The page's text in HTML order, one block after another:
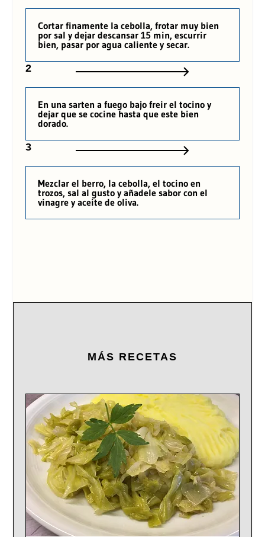
Cortar finamente la cebolla, frotar muy bien
por sal y dejar descansar 15 min, escurrir
bien, pasar por agua caliente y secar.
2
En una sarten a fuego bajo freir el tocino y
dejar que se cocine hasta que este bien
dorado.
3
Mezclar el berro, la cebolla, el tocino en
trozos, sal al gusto y añadele sabor con el
vinagre y aceite de oliva.
MÁS RECETAS